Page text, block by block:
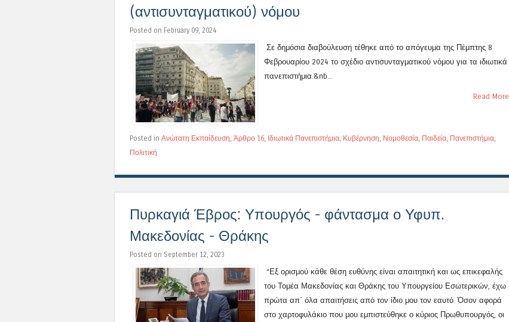
(αντισυνταγματικού) νόμου
Posted on February 09, 2024
Σε δημόσια διαβούλευση τέθηκε από το απόγευμα της Πέμπτης 8
Φεβρουαρίου 2024 το σχέδιο αντισυνταγματικού νόμου για τα ιδιωτικά
πανεπιστήμια.&nb...
Read More
Posted in Ανώτατη Εκπαίδευση, Άρθρο 16, Ιδιωτικά Πανεπιστήμια, Κυβέρνηση, Νομοθεσία, Παιδεία, Πανεπιστήμια,
Πολιτική
Πυρκαγιά Έβρος: Υπουργός - φάντασμα ο Υφυπ.
Μακεδονίας - Θράκης
Posted on September 12, 2023
“Εξ ορισμού κάθε θέση ευθύνης είναι απαιτητική και ως επικεφαλής
του Τομέα Μακεδονίας και Θράκης του Υπουργείου Εσωτερικών, έχω
πρώτα απ΄ όλα απαιτήσεις από τον ίδιο μου τον εαυτό. Όσον αφορά
στο χαρτοφυλάκιο που μου εμπιστεύθηκε ο κύριος Πρωθυπουργός, οι